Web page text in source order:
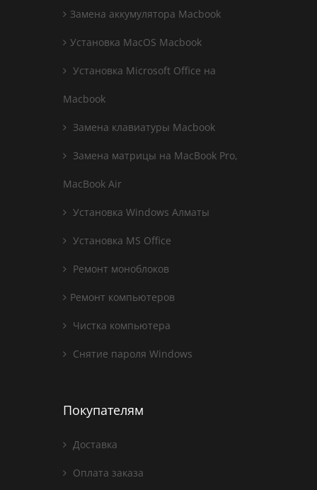
Замена аккумулятора Macbook
Установка MacOS Macbook
Установка Microsoft Office на
Macbook
Замена клавиатуры Macbook
Замена матрицы на MacBook Pro,
MacBook Air
Установка Windows Алматы
Установка MS Office
Ремонт моноблоков
Ремонт компьютеров
Чистка компьютера
Снятие пароля Windows
Покупателям
Доставка
Оплата заказа